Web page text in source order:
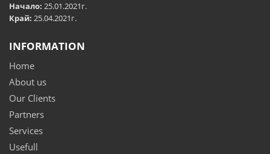
Начало: 25.01.2021г.
Край: 25.04.2021г.
INFORMATION
Home
About us
Our Clients
Partners
Services
Usefull